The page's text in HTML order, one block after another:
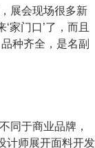
展会现场很多新
家门口’了，而且
种齐全，是名副
于商业品牌，
计师展开面料开发